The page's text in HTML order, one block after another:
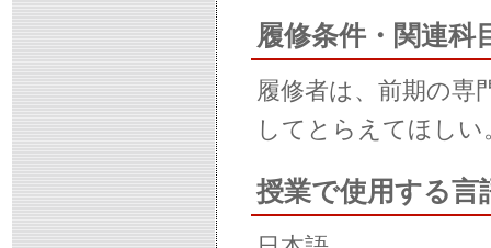
履修条件・関連科
履修者は、前期の
してとらえてほしい
授業で使用する言